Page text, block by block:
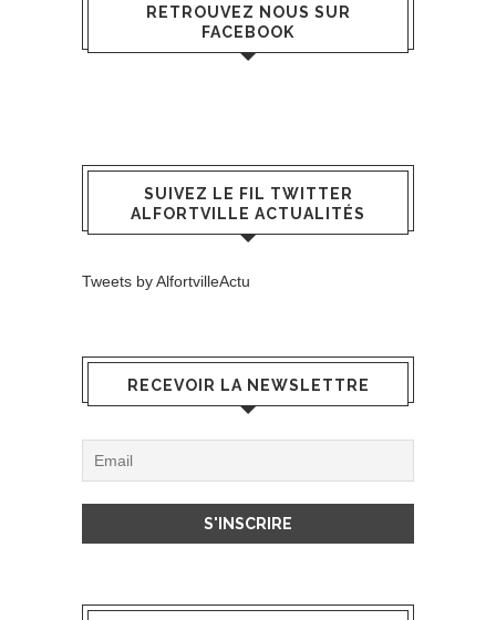
RETROUVEZ NOUS SUR
FACEBOOK
SUIVEZ LE FIL TWITTER
ALFORTVILLE ACTUALITÉS
Tweets by AlfortvilleActu
RECEVOIR LA NEWSLETTRE